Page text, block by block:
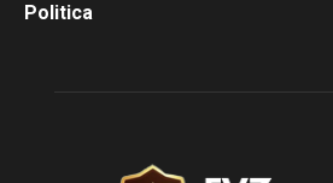
Politica